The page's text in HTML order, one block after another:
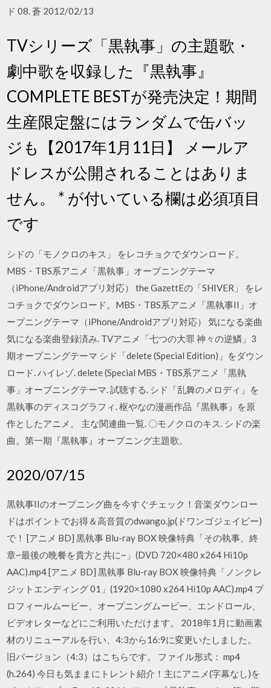
ド 08. 蒼 2012/02/13
TVシリーズ「黒執事」の主題歌・
劇中歌を収録した『黒執事』
COMPLETE BESTが発売決定！期間
生産限定盤にはランダムで缶バッ
ジも【2017年1月11日】 メールア
ドレスが公開されることはありま
せん。 * が付いている欄は必須項目
です
シドの「モノクロのキス」 をレコチョクでダウンロード。
MBS・TBS系アニメ「黒執事」オープニングテーマ
（iPhone/Androidアプリ対応） the GazettEの「SHIVER」 をレ
コチョクでダウンロード。MBS・TBS系アニメ「黒執事II」オ
ープニングテーマ（iPhone/Androidアプリ対応） 気になる楽曲
気になる楽曲登録済み. TVアニメ「七つの大罪 神々の逆鱗」3
期オープニングテーマ シド「delete (Special Edition)」をダウン
ロード. ハイレゾ. delete (Special MBS・TBS系アニメ「黒執
事」オープニングテーマ. 試聴する. シド「乱舞のメロディ」を
黒執事のディスコグラフィ. 枢やなの漫画作品『黒執事』を原
作としたアニメ。 主な関連曲一覧. 〇モノクロのキス. シドの楽
曲。第一期『黒執事』オープニング主題歌。
2020/07/15
黒執事IIのオープニング曲を今すぐチェック！音楽ダウンロー
ドはポイントでお得＆高音質のdwango.jp(ドワンゴジェイピー)
で！ [アニメ BD] 黒執事 Blu-ray BOX 映像特典「その執事、終
章~最後の晩餐を貴方と共に~」(DVD 720×480 x264 Hi10p
AAC).mp4 [アニメ BD] 黒執事 Blu-ray BOX 映像特典「ノンクレ
ジットエンディング 01」(1920×1080 x264 Hi10p AAC).mp4 プ
ロフィールムービー、オープニングムービー、エンドロール、
ビデオレターなどにご利用いただけます。 2018年1月に動画素
材のリニューアルを行い、4:3から16:9に変更いたしました。
旧バージョン（4:3）はこちらです。 ファイル形式： mp4
(h.264) 今日も気ままにトレント紹介！主にアニメ(字幕なし)を